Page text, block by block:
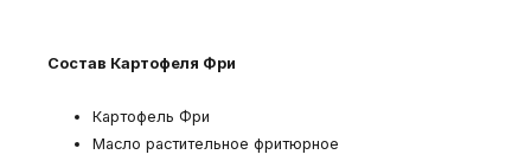
Состав Картофеля Фри
Картофель Фри
Масло растительное фритюрное